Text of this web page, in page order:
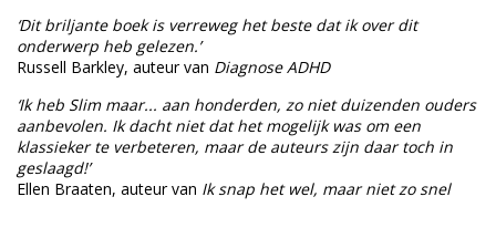
‘Dit briljante boek is verreweg het beste dat ik over dit
onderwerp heb gelezen.’
Russell Barkley, auteur van Diagnose ADHD
‘Ik heb Slim maar... aan honderden, zo niet duizenden ouders
aanbevolen. Ik dacht niet dat het mogelijk was om een
klassieker te verbeteren, maar de auteurs zijn daar toch in
geslaagd!’
Ellen Braaten, auteur van Ik snap het wel, maar niet zo snel